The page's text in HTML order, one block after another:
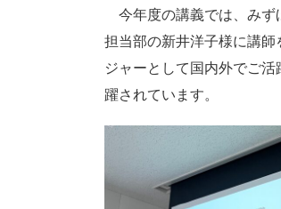
今年度の講義では、みず
担当部の新井洋子様に講
ジャーとして国内外でご
躍されています。